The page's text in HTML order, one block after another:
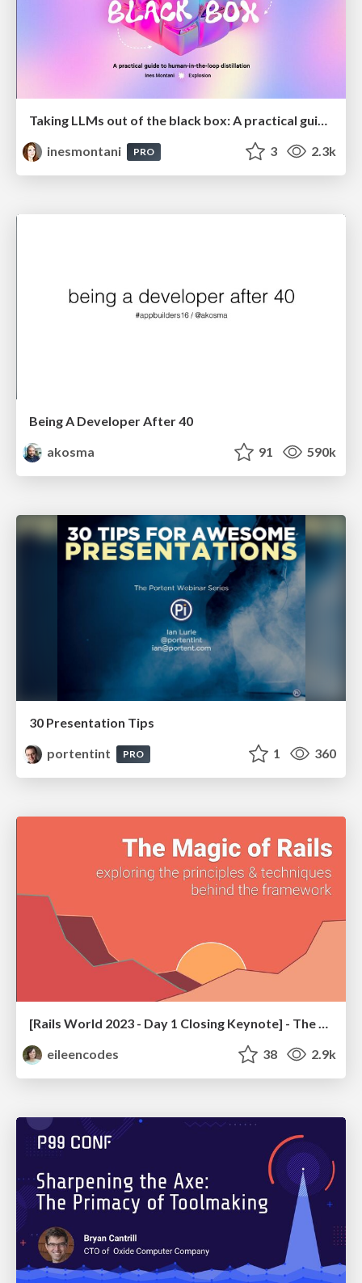
Taking LLMs out of the black box: A practical guide to human-in-the-loop distillation
inesmontani
PRO 3 2.3k
Being A Developer After 40
akosma
91 590k
30 Presentation Tips
portentint
PRO 1 360
[Rails World 2023 - Day 1 Closing Keynote] - The Magic of Rails
eileencodes
38 2.9k